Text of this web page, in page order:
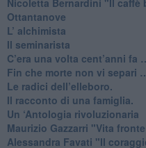
​Ottantanove
​L’ alchimista
Il seminarista
​C’era una volta cent’anni fa
​Fin che morte non vi separi
​Le radici dell’elleboro.
​Il racconto di una famiglia.
Un ‘Antologia rivoluzionaria
​Maurizio Gazzarri "Vita
​Alessandra Favati "Il